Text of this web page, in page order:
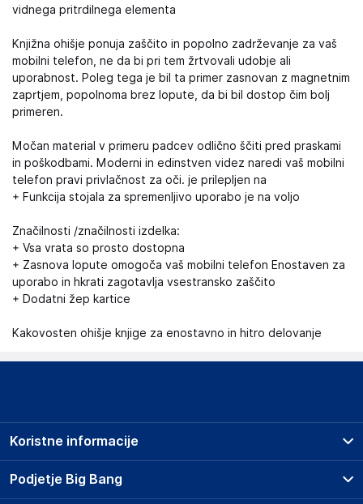
vidnega pritrdilnega elementa
Knjižna ohišje ponuja zaščito in popolno zadrževanje za vaš
mobilni telefon, ne da bi pri tem žrtvovali udobje ali
uporabnost. Poleg tega je bil ta primer zasnovan z magnetnim
zaprtjem, popolnoma brez lopute, da bi bil dostop čim bolj
primeren.
Močan material v primeru padcev odlično ščiti pred praskami
in poškodbami. Moderni in edinstven videz naredi vaš mobilni
telefon pravi privlačnost za oči. je prilepljen na
+ Funkcija stojala za spremenljivo uporabo je na voljo
Značilnosti /značilnosti izdelka:
+ Vsa vrata so prosto dostopna
+ Zasnova lopute omogoča vaš mobilni telefon Enostaven za
uporabo in hkrati zagotavlja vsestransko zaščito
+ Dodatni žep kartice
Kakovosten ohišje knjige za enostavno in hitro delovanje
Podjetje Big Bang
Koristne informacije
Prodajna mesta